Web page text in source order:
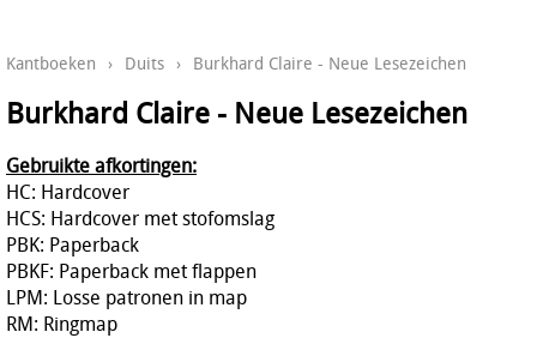
Kantboeken › Duits › Burkhard Claire - Neue Lesezeichen
Burkhard Claire - Neue Lesezeichen
Gebruikte afkortingen:
HC: Hardcover
HCS: Hardcover met stofomslag
PBK: Paperback
PBKF: Paperback met flappen
LPM: Losse patronen in map
RM: Ringmap